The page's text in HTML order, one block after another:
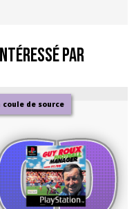
par
coule de source